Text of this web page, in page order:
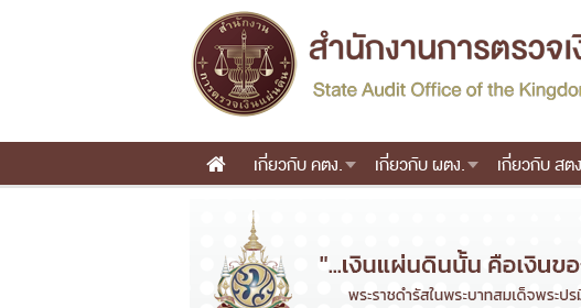
Main menu
เกี่ยวกับ คตง. เกี่ยวกับ ผตง. เกี่ยวกับ สต